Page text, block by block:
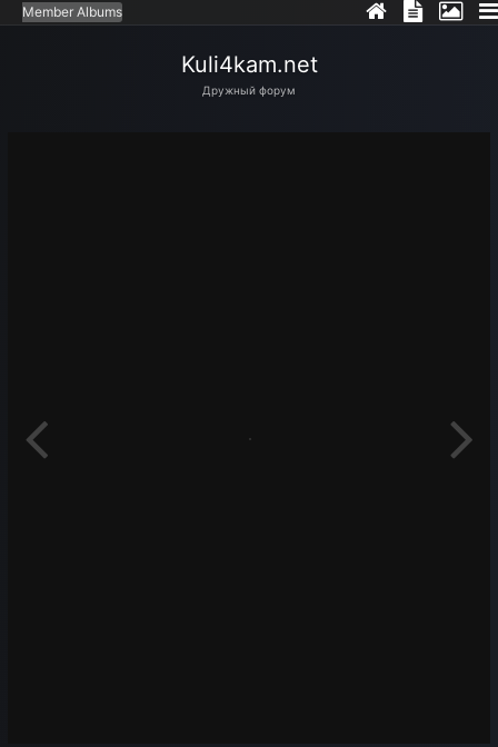
Member Albums
Kuli4kam.net
Дружный форум